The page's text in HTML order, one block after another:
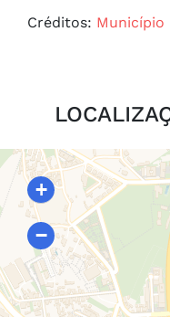
Créditos: Município
+
−